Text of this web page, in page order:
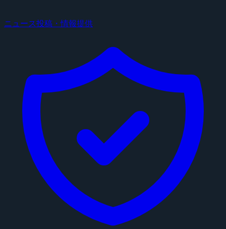
ニュース投稿・情報提供